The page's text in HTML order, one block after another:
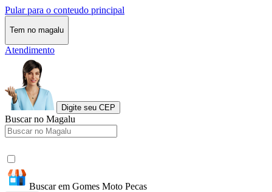
Pular para o conteudo principal
Tem no magalu
Atendimento
Digite seu CEP
Buscar no Magalu
Buscar em Gomes Moto Pecas